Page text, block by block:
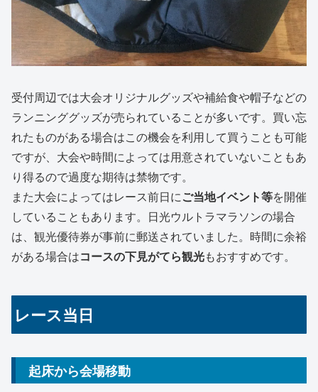
受付周辺では大会オリジナルグッズや補給食や帽子などの
ランニンググッズが売られていることが多いです。買い忘
れたものがある場合はこの機会を利用して買うことも可能
ですが、大会や時間によっては用意されていないこともあ
り得るので過度な期待は禁物です。
また大会によってはレース前日にご当地イベント等を開催
していることもあります。日光ウルトラマラソンの場合
は、観光優待券が事前に郵送されていました。時間に余裕
がある場合はコースの下見がてら観光もおすすめです。
レース当日
起床から会場移動